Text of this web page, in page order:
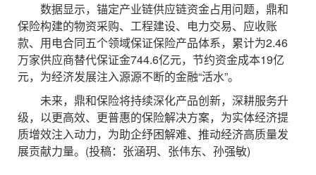
数据显示，锚定产业链供应链资金占用问题，鼎和
保险构建的物资采购、工程建设、电力交易、应收账
款、用电合同五个领域保证保险产品体系，累计为2.46
万家供应商替代保证金744.6亿元，节约资金成本19亿
元，为经济发展注入源源不断的金融“活水”。
未来，鼎和保险将持续深化产品创新，深耕服务升
级，以更高效、更普惠的保险解决方案，为实体经济提
质增效注入动力，为助企纾困解难、推动经济高质量发
展贡献力量。(投稿：张涵玥、张伟东、孙强敏)